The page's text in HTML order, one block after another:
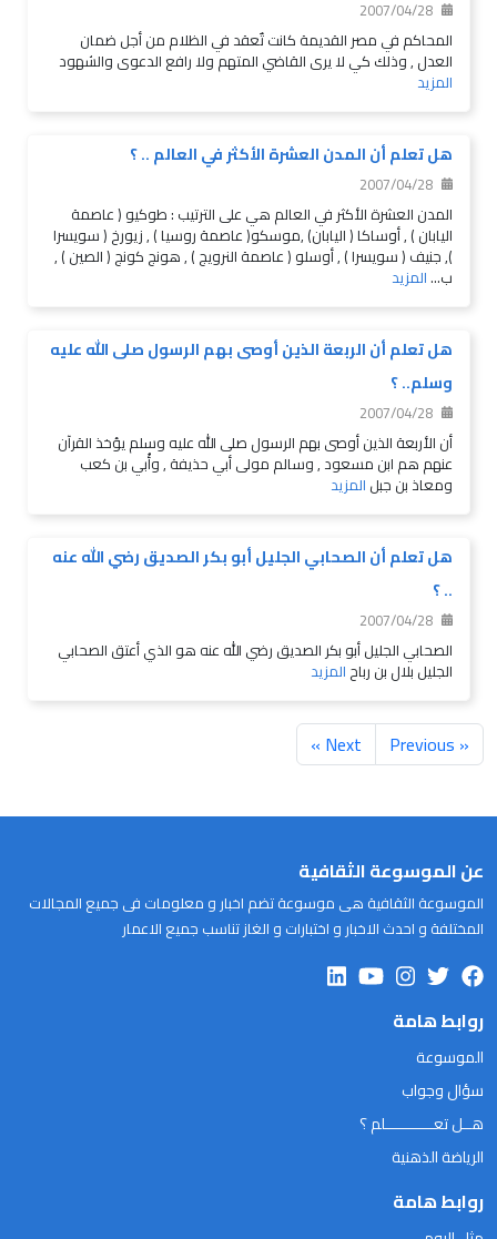
2007/04/28
المحاكم في مصر القديمة كانت تٌعقد في الظلام من أجل ضمان
العدل , وذلك كي لا يرى القاضي المتهم ولا رافع الدعوى والشهود
المزيد
هل تعلم أن المدن العشرة الأكثر في العالم .. ؟
2007/04/28
المدن العشرة الأكثر في العالم هي على الترتيب : طوكيو ( عاصمة
اليابان ) , أوساكا ( اليابان) ,موسكو( عاصمة روسيا ) , زيورخ ( سويسرا
), جنيف ( سويسرا ) , أوسلو ( عاصمة النرويج ) , هونج كونج ( الصين ) ,
ب...المزيد
هل تعلم أن الربعة الذين أوصى بهم الرسول صلى الله عليه
وسلم.. ؟
2007/04/28
أن الأربعة الذين أوصى بهم الرسول صلى الله عليه وسلم يؤخذ القرآن
عنهم هم ابن مسعود , وسالم مولى أبي حذيفة , وأُبي بن كعب
ومعاذ بن جبل المزيد
هل تعلم أن الصحابي الجليل أبو بكر الصديق رضي الله عنه
.. ؟
2007/04/28
الصحابي الجليل أبو بكر الصديق رضي الله عنه هو الذي أعتق الصحابي
الجليل بلال بن رباح المزيد
« Previous
Next »
عن الموسوعة الثقافية
الموسوعة الثقافية هى موسوعة تضم اخبار و معلومات فى جميع المجالات
المختلفة و احدث الاخبار و اختبارات و الغاز تناسب جميع الاعمار
روابط هامة
الموسوعة
سؤال وجواب
هــل تعـــــــــــلم ؟
الرياضة الذهنية
روابط هامة